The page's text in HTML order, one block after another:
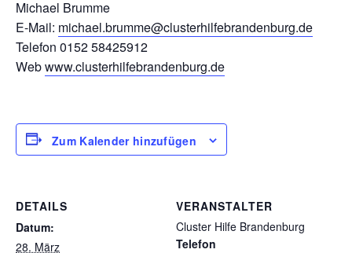
Michael Brumme
E-Mail: michael.brumme@clusterhilfebrandenburg.de
Telefon 0152 58425912
Webwww.clusterhilfebrandenburg.de
Zum Kalender hinzufügen
DETAILS
Datum:
28. März
VERANSTALTER
Cluster Hilfe Brandenburg
Telefon